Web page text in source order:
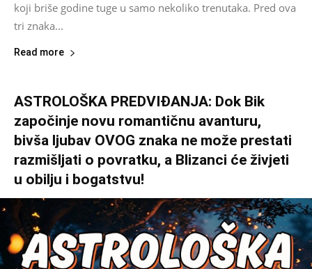
koji briše godine tuge u samo nekoliko trenutaka. Pred ova
tri znaka...
Read more
ASTROLOŠKA PREDVIĐANJA: Dok Bik
započinje novu romantičnu avanturu,
bivša ljubav OVOG znaka ne može prestati
razmišljati o povratku, a Blizanci će živjeti
u obilju i bogatstvu!